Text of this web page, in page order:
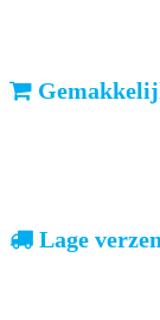
Lage